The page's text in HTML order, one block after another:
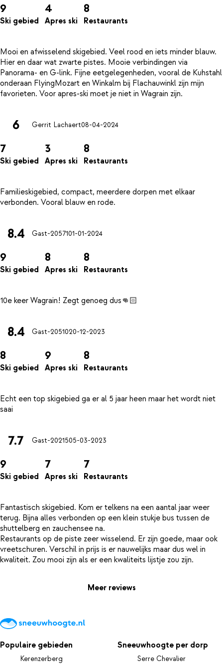
9
Ski gebied
4
Apres ski
8
Restaurants
Mooi en afwisselend skigebied. Veel rood en iets minder blauw.
Hier en daar wat zwarte pistes. Mooie verbindingen via
Panorama- en G-link. Fijne eetgelegenheden, vooral de Kuhstahl
onderaan FlyingMozart en Winkalm bij Flachauwinkl zijn mijn
6 Gerrit Lachaert08-04-2024
7
Ski gebied
3
Apres ski
8
Restaurants
Familieskigebied, compact, meerdere dorpen met elkaar
8.4 Gast-2057101-01-2024
9
Ski gebied
8
Apres ski
8
Restaurants
8.4 Gast-2051020-12-2023
8
Ski gebied
9
Apres ski
8
Restaurants
Echt een top skigebied ga er al 5 jaar heen maar het wordt niet
7.7 Gast-2021505-03-2023
9
Ski gebied
7
Apres ski
7
Restaurants
Fantastisch skigebied. Kom er telkens na een aantal jaar weer
terug. Bijna alles verbonden op een klein stukje bus tussen de
shuttelberg en zauchensee na.
Restaurants op de piste zeer wisselend. Er zijn goede, maar ook
vreetschuren. Verschil in prijs is er nauwelijks maar dus wel in
Meer reviews
Populaire gebieden
Kerenzerberg
Sneeuwhoogte per dorp
Serre Chevalier